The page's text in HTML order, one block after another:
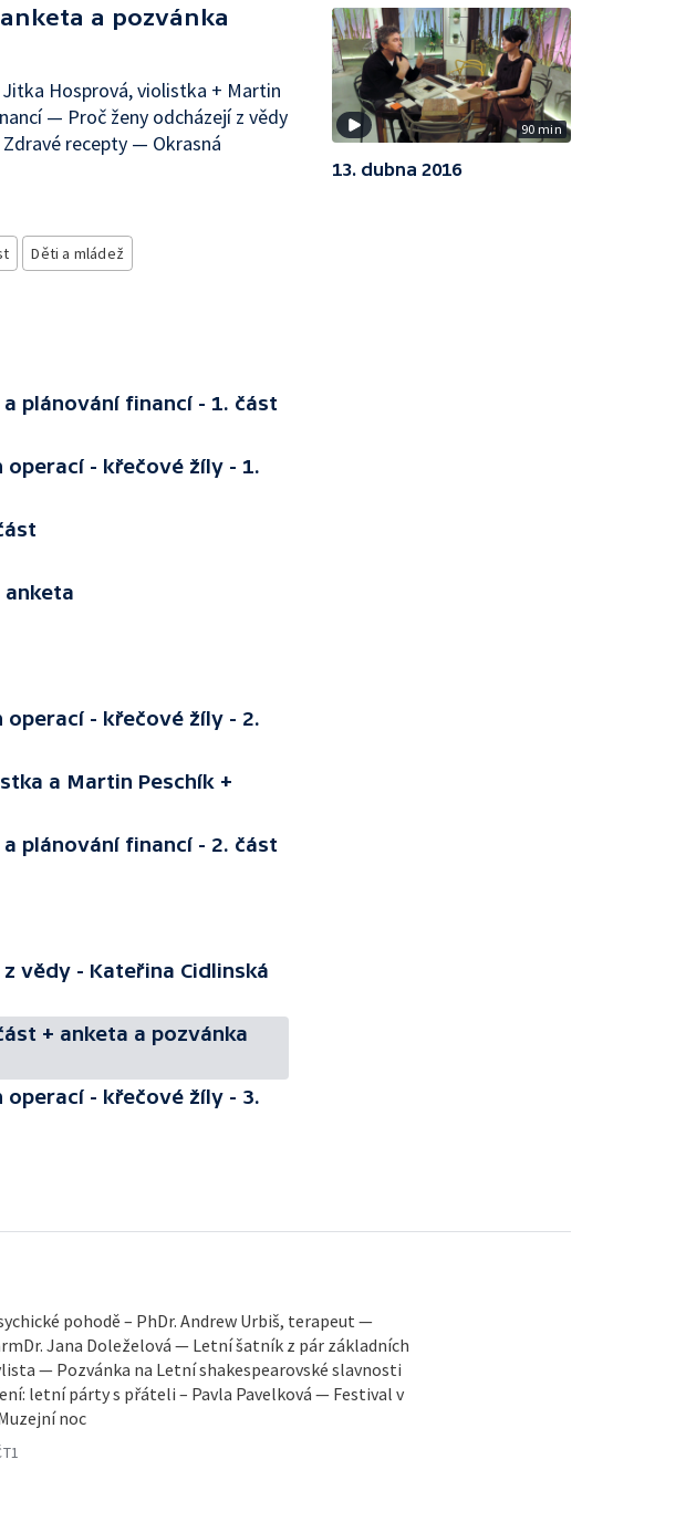
a pozvánka
Hosprová, violistka + Martin
— Proč ženy odcházejí z vědy
recepty — Okrasná
Děti a mládež
plánování financí - 1. část
operací - křečové žíly - 1.
anketa
operací - křečové žíly - 2.
a Martin Peschík +
plánování financí - 2. část
vědy - Kateřina Cidlinská
+ anketa a pozvánka
operací - křečové žíly - 3.
90 min
13. dubna 2016
pohodě – PhDr. Andrew Urbiš, terapeut —
Jana Doleželová — Letní šatník z pár základních
— Pozvánka na Letní shakespearovské slavnosti
letní párty s přáteli – Pavla Pavelková — Festival v
noc